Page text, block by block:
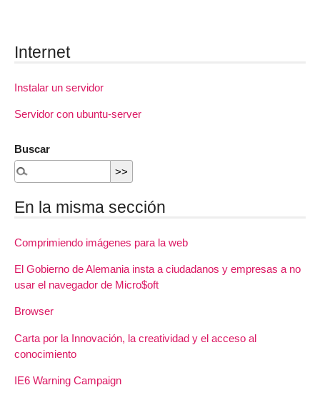
Internet
Instalar un servidor
Servidor con ubuntu-server
Buscar
En la misma sección
Comprimiendo imágenes para la web
El Gobierno de Alemania insta a ciudadanos y empresas a no
usar el navegador de Micro$oft
Browser
Carta por la Innovación, la creatividad y el acceso al
conocimiento
IE6 Warning Campaign